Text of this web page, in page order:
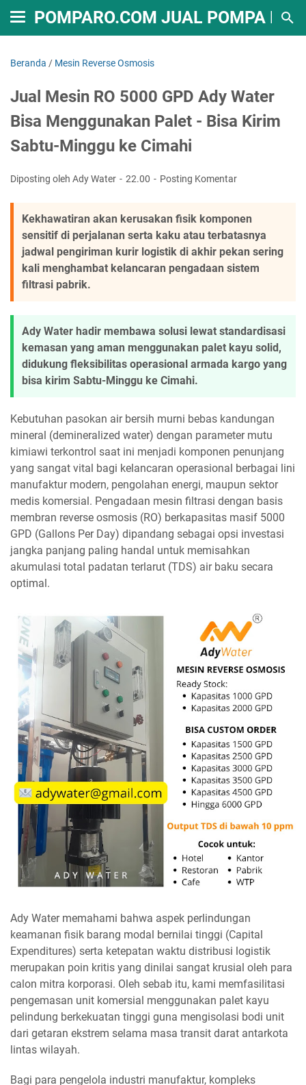
POMPARO.COM JUAL POMPA RO
Beranda / Mesin Reverse Osmosis
Jual Mesin RO 5000 GPD Ady Water
Bisa Menggunakan Palet - Bisa Kirim
Sabtu-Minggu ke Cimahi
Diposting oleh Ady Water 22.00 Posting Komentar
Kekhawatiran akan kerusakan fisik komponen
sensitif di perjalanan serta kaku atau terbatasnya
jadwal pengiriman kurir logistik di akhir pekan sering
kali menghambat kelancaran pengadaan sistem
filtrasi pabrik.
Ady Water hadir membawa solusi lewat standardisasi
kemasan yang aman menggunakan palet kayu solid,
didukung fleksibilitas operasional armada kargo yang
bisa kirim Sabtu-Minggu ke Cimahi.
Kebutuhan pasokan air bersih murni bebas kandungan
mineral (demineralized water) dengan parameter mutu
kimiawi terkontrol saat ini menjadi komponen penunjang
yang sangat vital bagi kelancaran operasional berbagai lini
manufaktur modern, pengolahan energi, maupun sektor
medis komersial. Pengadaan mesin filtrasi dengan basis
membran reverse osmosis (RO) berkapasitas masif 5000
GPD (Gallons Per Day) dipandang sebagai opsi investasi
jangka panjang paling handal untuk memisahkan
akumulasi total padatan terlarut (TDS) air baku secara
optimal.
Ady Water memahami bahwa aspek perlindungan
keamanan fisik barang modal bernilai tinggi (Capital
Expenditures) serta ketepatan waktu distribusi logistik
merupakan poin kritis yang dinilai sangat krusial oleh para
calon mitra korporasi. Oleh sebab itu, kami memfasilitasi
pengemasan unit komersial menggunakan palet kayu
pelindung berkekuatan tinggi guna mengisolasi bodi unit
dari getaran ekstrem selama masa transit darat antarkota
lintas wilayah.
Bagi para pengelola industri manufaktur, kompleks